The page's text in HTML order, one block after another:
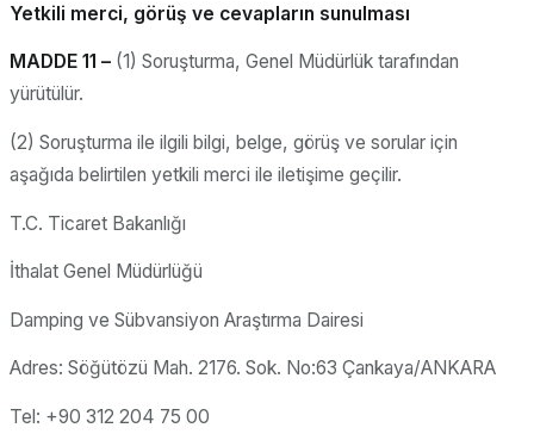
Yetkili merci, görüş ve cevapların sunulması
MADDE 11 – (1) Soruşturma, Genel Müdürlük tarafından
yürütülür.
(2) Soruşturma ile ilgili bilgi, belge, görüş ve sorular için
aşağıda belirtilen yetkili merci ile iletişime geçilir.
T.C. Ticaret Bakanlığı
İthalat Genel Müdürlüğü
Damping ve Sübvansiyon Araştırma Dairesi
Adres: Söğütözü Mah. 2176. Sok. No:63 Çankaya/ANKARA
Tel: +90 312 204 75 00